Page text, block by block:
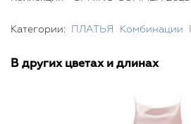
Категории: ПЛАТЬЯ Комбинации
В других цветах и длинах